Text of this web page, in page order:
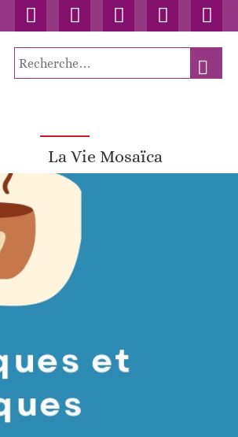
Accueil Contact ConnexionNos
publications
Recherche
pour
La Vie Mosaïca